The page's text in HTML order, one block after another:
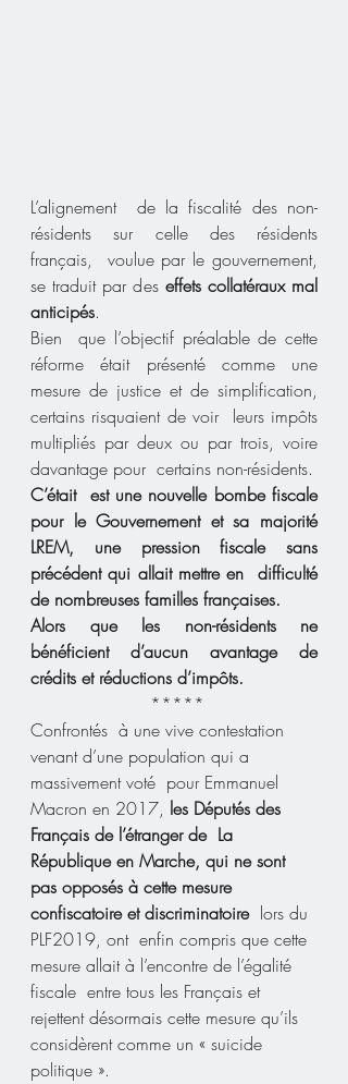
L’alignement  de la fiscalité des non-
résidents sur celle des résidents
français,  voulue par le gouvernement,
se traduit par des effets collatéraux mal
anticipés.
Bien  que l’objectif préalable de cette
réforme était présenté comme une
mesure de justice et de simplification,
certains risquaient de voir  leurs impôts
multipliés par deux ou par trois, voire
davantage pour  certains non-résidents.
C’était  est une nouvelle bombe fiscale
pour le Gouvernement et sa majorité
LREM, une pression fiscale sans
précédent qui allait mettre en  difficulté
de nombreuses familles françaises.
Alors que les non-résidents ne
bénéficient d’aucun avantage de
crédits et réductions d’impôts.
*****
Confrontés  à une vive contestation
venant d’une population qui a
massivement voté  pour Emmanuel
Macron en 2017, les Députés des
Français de l’étranger de  La
République en Marche, qui ne sont
pas opposés à cette mesure
confiscatoire et discriminatoire lors du
PLF2019, ont  enfin compris que cette
mesure allait à l’encontre de l’égalité
fiscale  entre tous les Français et
rejettent désormais cette mesure qu’ils
considèrent comme un « suicide
politique ».